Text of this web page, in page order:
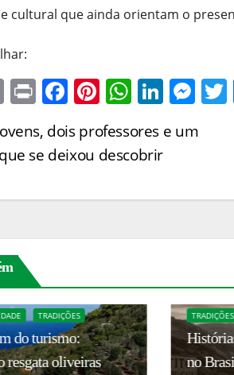
cultural que ainda orientam o
E
ai
l
Pr
in
t
F
c
e
b
Pi
nt
er
e
st
W
at
s
A
Li
k
dI
M
ss
n
dois professores e um
se deixou descobrir
E CULTURA
Famílias Italianas
Scavone
BLOG
Chanel